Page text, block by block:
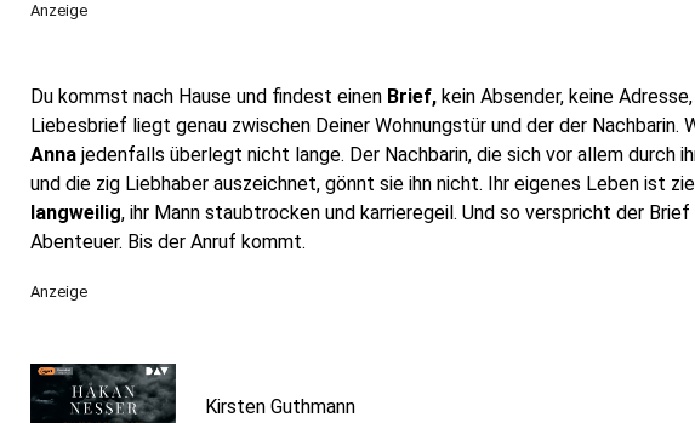
Anzeige
Du kommst nach Hause und findest einen Brief, kein Absender, keine
Liebesbrief liegt genau zwischen Deiner Wohnungstür und der der Nachbarin.
Anna jedenfalls überlegt nicht lange. Der Nachbarin, die sich vor allem durch
und die zig Liebhaber auszeichnet, gönnt sie ihn nicht. Ihr eigenes Leben ist
langweilig, ihr Mann staubtrocken und karrieregeil. Und so verspricht der Brief
Abenteuer. Bis der Anruf kommt.
Anzeige
Kirsten Guthmann